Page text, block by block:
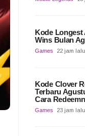
Kode Longest
Wins Bulan
Games 22 jam lalu
Kode Clover
Terbaru
Cara
Games 23 jam lalu